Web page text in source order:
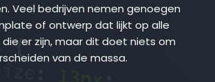
Veel bedrijven nemen genoegen
of ontwerp dat lijkt op alle
er zijn, maar dit doet niets om
van de massa.